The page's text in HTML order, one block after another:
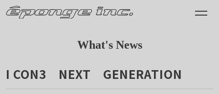
What's News
I CON3 NEXT GENERATION